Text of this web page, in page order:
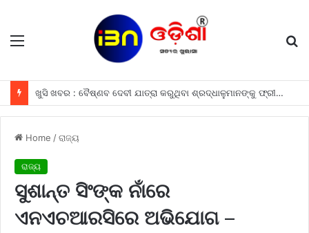
Menu
ଖୁସି ଖବର : ବୈଷ୍ଣବ ଦେବୀ ଯାତ୍ରା କରୁଥିବା ଶ୍ରଦ୍ଧାଳୁମାନଙ୍କୁ ଫ୍ରୀରେ ମିଳିବ ଏହି ସବୁ ଖାସ ସୁବିଧା ଗୁଡିକ
Home /ରାଜ୍ୟ
ରାଜ୍ୟ
ସୁଶାନ୍ତ ସିଂଙ୍କ ନାଁରେ
ଏନଏଚଆରସିରେ ଅଭିଯୋଗ –